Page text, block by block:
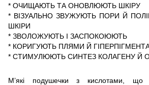
* ОЧИЩАЮТЬ ТА ОНОВЛЮЮТЬ ШКІРУ
* ВІЗУАЛЬНО ЗВУЖУЮТЬ ПОРИ Й
ШКІРИ
* ЗВОЛОЖУЮТЬ І ЗАСПОКОЮЮТЬ
* КОРИГУЮТЬ ПЛЯМИ Й
* СТИМУЛЮЮТЬ СИНТЕЗ КОЛАГЕНУ Й
М’які подушечки з кислотами, що